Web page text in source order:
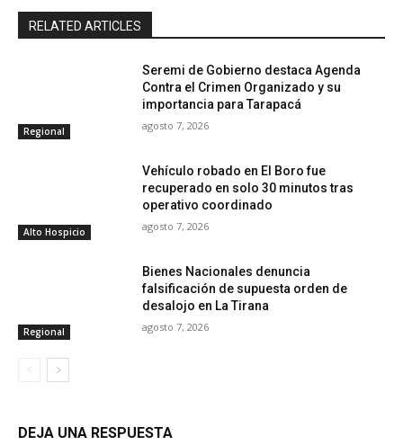
RELATED ARTICLES
Regional
Seremi de Gobierno destaca Agenda
Contra el Crimen Organizado y su
importancia para Tarapacá
agosto 7, 2026
Alto Hospicio
Vehículo robado en El Boro fue
recuperado en solo 30 minutos tras
operativo coordinado
agosto 7, 2026
Regional
Bienes Nacionales denuncia
falsificación de supuesta orden de
desalojo en La Tirana
agosto 7, 2026
DEJA UNA RESPUESTA